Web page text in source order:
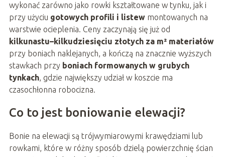
wykonać zarówno jako rowki kształtowane w tynku, jak i
przy użyciu gotowych profili i listewmontowanych na
warstwie ocieplenia. Ceny zaczynają się już od
kilkunastu–kilkudziesięciu złotych za m² materiałów
przy boniach naklejanych, a kończą na znacznie wyższych
stawkach przy boniach formowanych w grubych
tynkach, gdzie największy udział w koszcie ma
czasochłonna robocizna.
Co to jest boniowanie elewacji?
Bonie na elewacji są trójwymiarowymi krawędziami lub
rowkami, które w różny sposób dzielą powierzchnię ścian